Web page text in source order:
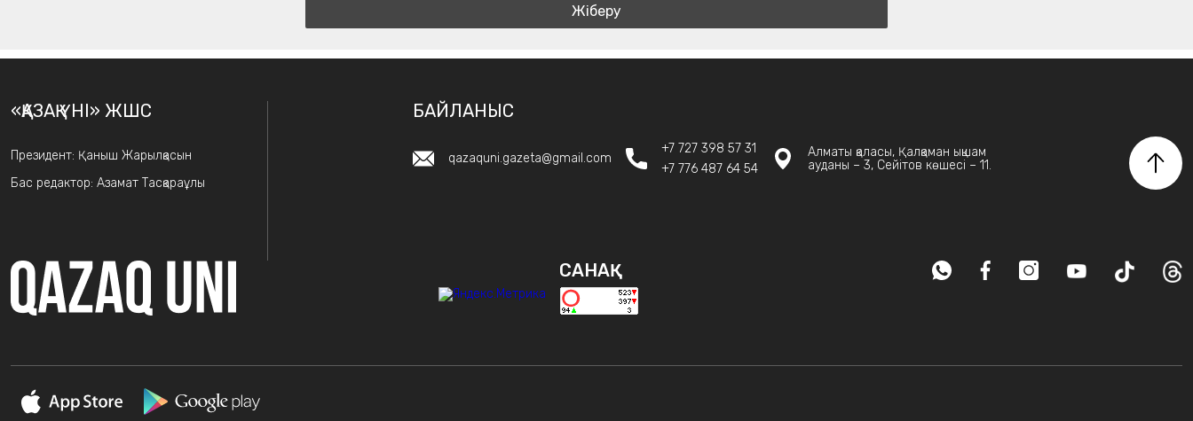
«ҚАЗАҚ ҮНІ» ЖШС
Президент: Қаныш Жарылқасын
Бас редактор: Азамат Тасқараұлы
БАЙЛАНЫС
qazaquni.gazeta@gmail.com
+7 727 398 57 31
+7 776 487 64 54
Алматы қаласы, Қалқаман ықшам
ауданы – 3, Сейітов көшесі – 11.
САНАҚ